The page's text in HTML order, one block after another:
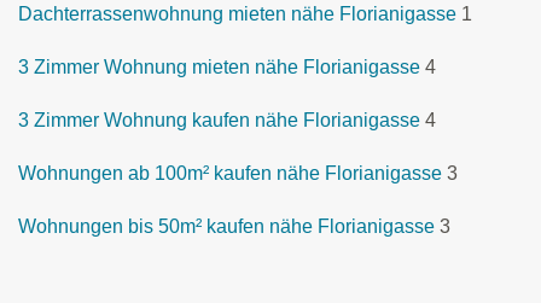
Dachterrassenwohnung mieten nähe Florianigasse 1
3 Zimmer Wohnung mieten nähe Florianigasse 4
3 Zimmer Wohnung kaufen nähe Florianigasse 4
Wohnungen ab 100m² kaufen nähe Florianigasse 3
Wohnungen bis 50m² kaufen nähe Florianigasse 3